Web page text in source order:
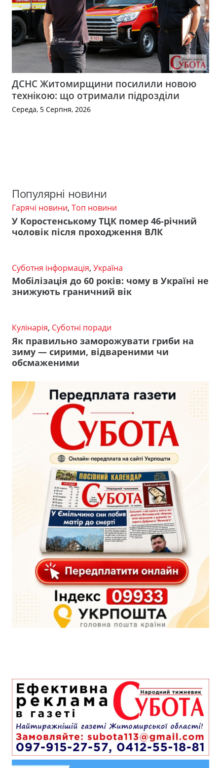
ДСНС Житомирщини посилили новою
технікою: що отримали підрозділи
Середа, 5 Серпня, 2026
Популярні новини
Гарячі новини, Топ новини
У Коростенському ТЦК помер 46-річний
чоловік після проходження ВЛК
Суботня інформація, Україна
Мобілізація до 60 років: чому в Україні не
знижують граничний вік
Кулінарія, Суботні поради
Як правильно заморожувати гриби на
зиму — сирими, відвареними чи
обсмаженими